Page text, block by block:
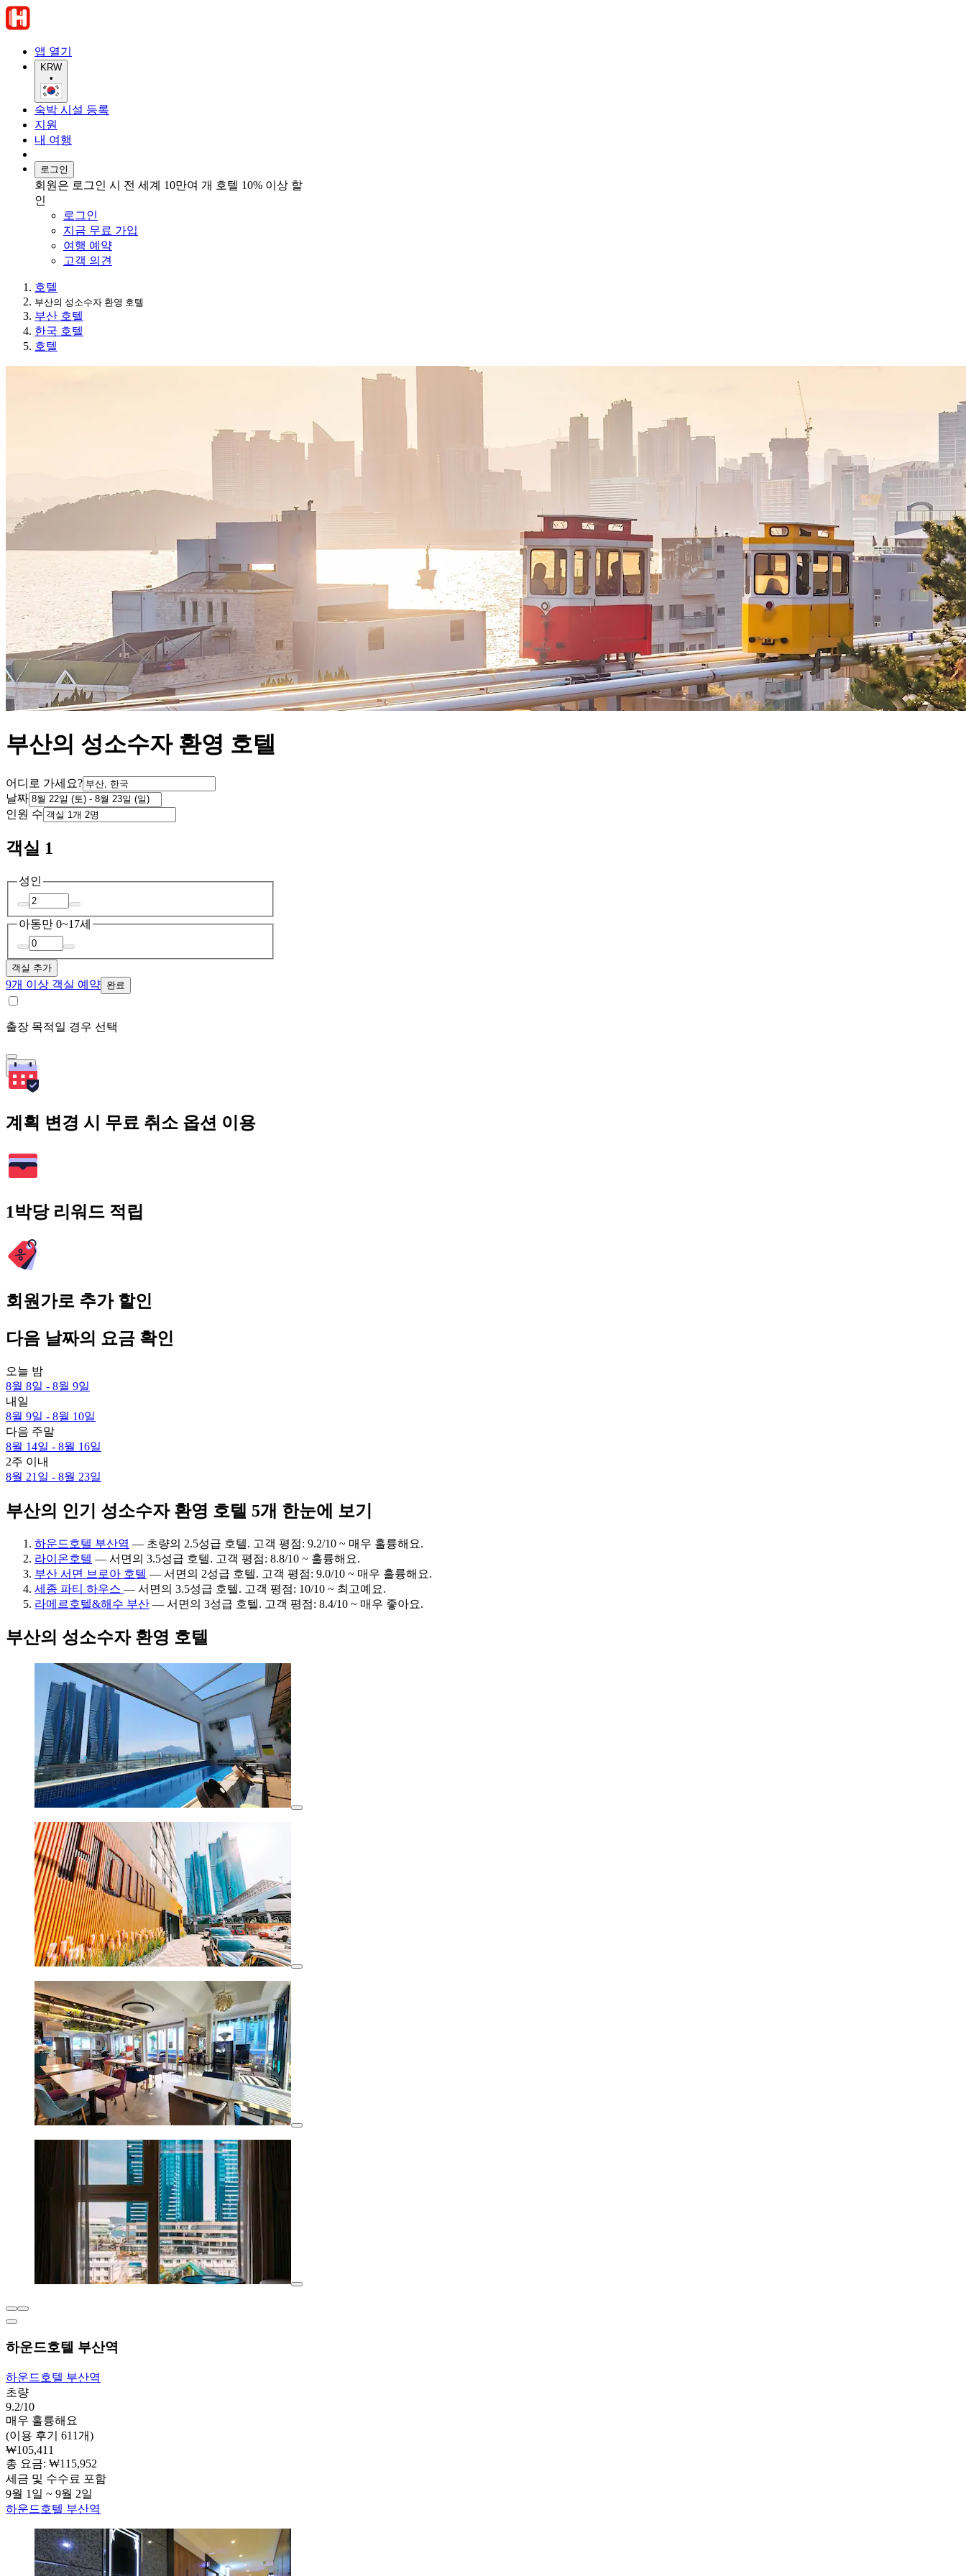
앱 열기
KRW
•
숙박 시설 등록
지원
내 여행
로그인
회원은 로그인 시 전 세계 10만여 개 호텔 10% 이상 할
인
로그인
지금 무료 가입
여행 예약
고객 의견
호텔
부산의 성소수자 환영 호텔
부산 호텔
한국 호텔
호텔
부산의 성소수자 환영 호텔
어디로 가세요?
날짜
인원 수
객실 1
성인
아동만 0~17세
객실 추가
9개 이상 객실 예약 완료
출장 목적일 경우 선택
검색
계획 변경 시 무료 취소 옵션 이용
1박당 리워드 적립
회원가로 추가 할인
다음 날짜의 요금 확인
오늘 밤
8월 8일 - 8월 9일
내일
8월 9일 - 8월 10일
다음 주말
8월 14일 - 8월 16일
2주 이내
8월 21일 - 8월 23일
부산의 인기 성소수자 환영 호텔 5개 한눈에 보기
하운드호텔 부산역 — 초량의 2.5성급 호텔. 고객 평점: 9.2/10 ~ 매우 훌륭해요.
라이온호텔 — 서면의 3.5성급 호텔. 고객 평점: 8.8/10 ~ 훌륭해요.
부산 서면 브로아 호텔 — 서면의 2성급 호텔. 고객 평점: 9.0/10 ~ 매우 훌륭해요.
세종 파티 하우스 — 서면의 3.5성급 호텔. 고객 평점: 10/10 ~ 최고예요.
라메르호텔&해수 부산 — 서면의 3성급 호텔. 고객 평점: 8.4/10 ~ 매우 좋아요.
부산의 성소수자 환영 호텔
하운드호텔 부산역
하운드호텔 부산역
초량
9.2/10
매우 훌륭해요
(이용 후기 611개)
₩105,411
총 요금: ₩115,952
세금 및 수수료 포함
9월 1일 ~ 9월 2일
하운드호텔 부산역